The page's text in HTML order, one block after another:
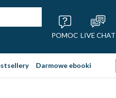
POMOC LIVE CHAT
Darmowe ebooki